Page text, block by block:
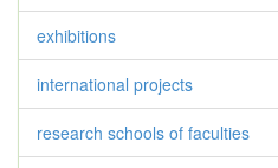
exhibitions
international projects
research schools of faculties